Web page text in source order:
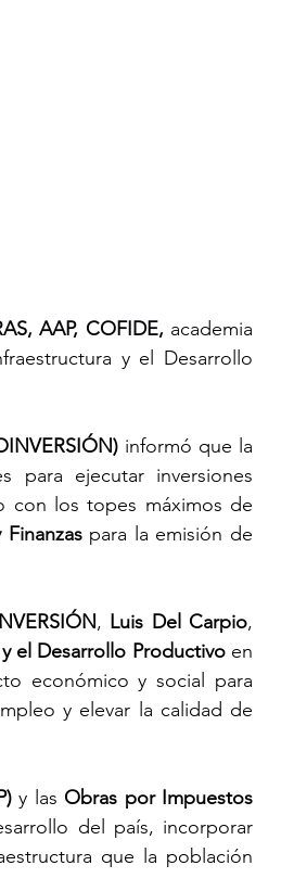
AAP, COFIDE, academia
y el Desarrollo
informó que la
para ejecutar inversiones
con los topes máximos de
para la emisión de
, Luis Del Carpio,
el Desarrollo Productivo en
económico y social para
y elevar la calidad de
y las Obras por Impuestos
del país, incorporar
que la población